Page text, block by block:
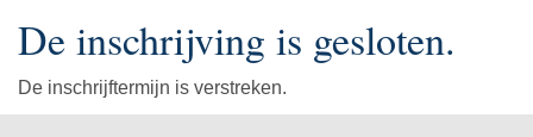
De inschrijving is gesloten.
De inschrijftermijn is verstreken.